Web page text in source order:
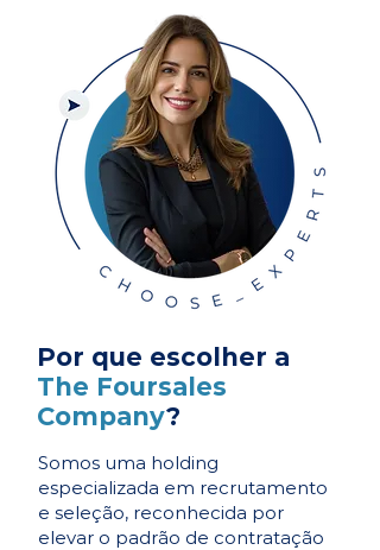
Por que escolher a
The Foursales
Company?
Somos uma holding
especializada em recrutamento
e seleção, reconhecida por
elevar o padrão de contratação